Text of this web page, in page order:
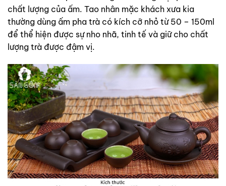
chất lượng của ấm. Tao nhân mặc khách xưa kia
thường dùng ấm pha trà có kích cỡ nhỏ từ 50 – 150ml
để thể hiện được sự nho nhã, tinh tế và giữ cho chất
lượng trà được đậm vị.